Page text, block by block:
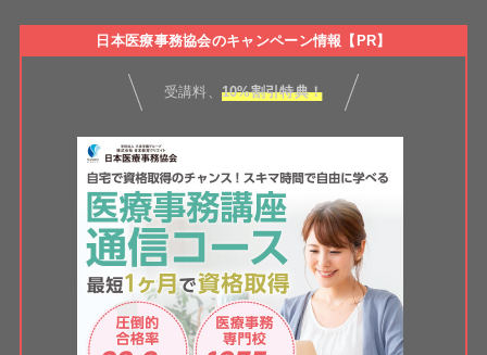
日本医療事務協会のキャンペーン情報【PR】
受講料、 10%割引特典！